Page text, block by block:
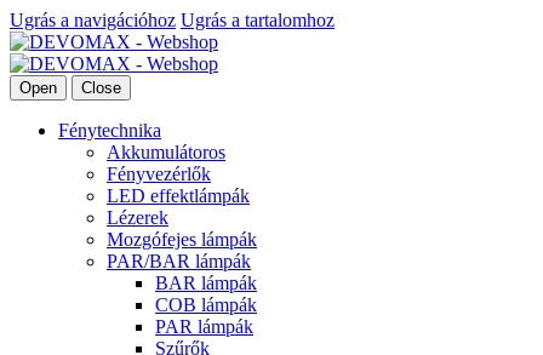
Ugrás a navigációhoz Ugrás a tartalomhoz
Open Close
Fénytechnika
Akkumulátoros
Fényvezérlők
LED effektlámpák
Lézerek
Mozgófejes lámpák
PAR/BAR lámpák
BAR lámpák
COB lámpák
PAR lámpák
Szűrők